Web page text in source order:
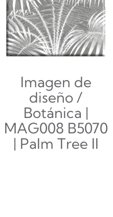
Imagen de
diseño /
Botánica |
MAG008 B5070
| Palm Tree II